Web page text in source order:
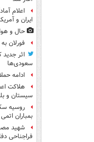
اعلام
ایران و
حال و
فورلان
اثر
سعودی‌ها
ادامه
هلاکت
سیستان و
روسیه
بمباران
شهید
فراجناحی